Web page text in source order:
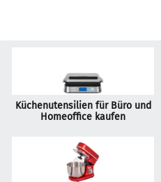
Küchenutensilien für Büro und
Homeoffice kaufen